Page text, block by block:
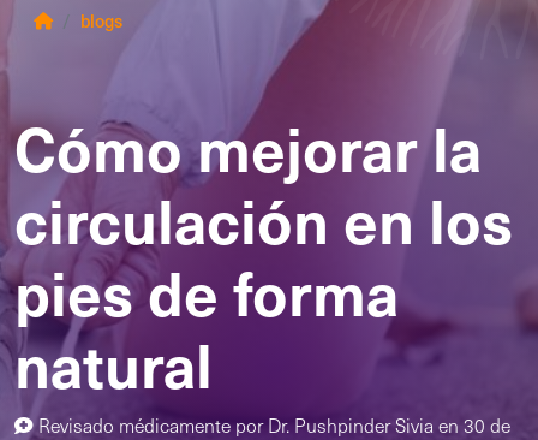
blogs
Cómo mejorar la
circulación en los
pies de forma
natural
Revisado médicamente porDr. Pushpinder Sivia en 30 de